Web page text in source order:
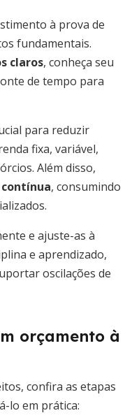
à prova de
fundamentais.
claros, conheça seu
de tempo para
para reduzir
fixa, variável,
Além disso,
, consumindo
e ajuste-as à
e aprendizado,
oscilações de
orçamento à
confira as etapas
lo em prática: